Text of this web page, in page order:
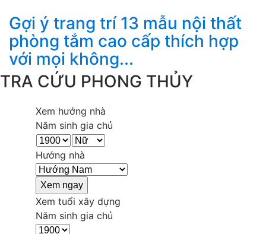
Gợi ý trang trí 13 mẫu nội thất
phòng tắm cao cấp thích hợp
với mọi không...
TRA CỨU PHONG THỦY
Xem hướng nhà
Năm sinh gia chủ
Hướng nhà
Xem tuổi xây dựng
Năm sinh gia chủ